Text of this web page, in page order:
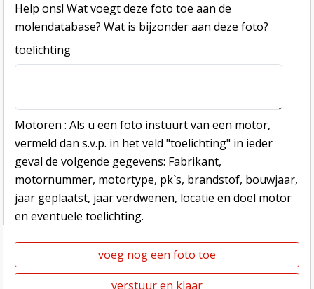
Help ons! Wat voegt deze foto toe aan de
molendatabase? Wat is bijzonder aan deze foto?
toelichting
Motoren : Als u een foto instuurt van een motor,
vermeld dan s.v.p. in het veld "toelichting" in ieder
geval de volgende gegevens: Fabrikant,
motornummer, motortype, pk`s, brandstof, bouwjaar,
jaar geplaatst, jaar verdwenen, locatie en doel motor
en eventuele toelichting.